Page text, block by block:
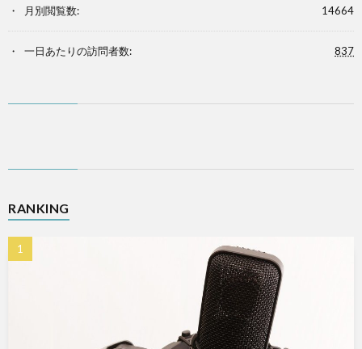
14664
月別閲覧数:
837
一日あたりの訪問者数:
RANKING